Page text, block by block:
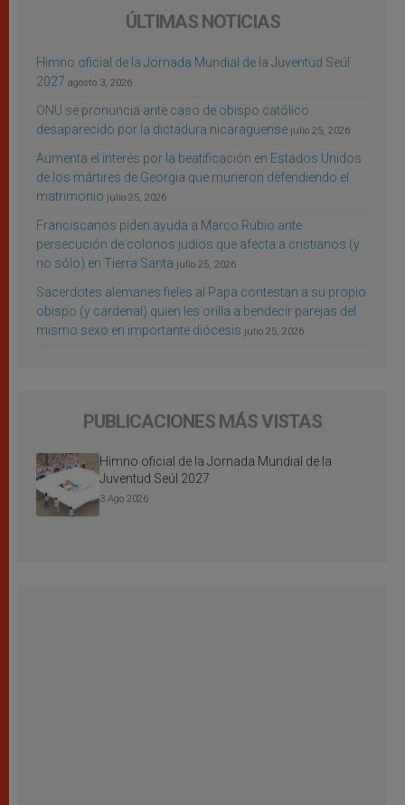
ÚLTIMAS NOTICIAS
Himno oficial de la Jornada Mundial de la Juventud Seúl
2027 agosto 3, 2026
ONU se pronuncia ante caso de obispo católico
desaparecido por la dictadura nicaragüense julio 25, 2026
Aumenta el interés por la beatificación en Estados Unidos
de los mártires de Georgia que murieron defendiendo el
matrimonio julio 25, 2026
Franciscanos piden ayuda a Marco Rubio ante
persecución de colonos judíos que afecta a cristianos (y
no sólo) en Tierra Santa julio 25, 2026
Sacerdotes alemanes fieles al Papa contestan a su propio
obispo (y cardenal) quien les orilla a bendecir parejas del
mismo sexo en importante diócesis julio 25, 2026
PUBLICACIONES MÁS VISTAS
Himno oficial de la Jornada Mundial de la
Juventud Seúl 2027
3 Ago 2026